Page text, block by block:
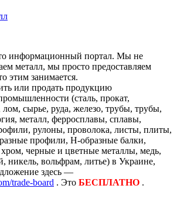
информационный портал. Мы не
металл, мы просто предоставляем
этим занимается.
или продать продукцию
(сталь, прокат,
сырье, руда, железо, трубы, трубы,
металл, ферросплавы, сплавы,
рулоны, проволока, листы, плиты,
профили, H-образные балки,
черные и цветные металлы, медь,
никель, вольфрам, литье) в Украине,
здесь —
trade-board . Это БЕСПЛАТНО .